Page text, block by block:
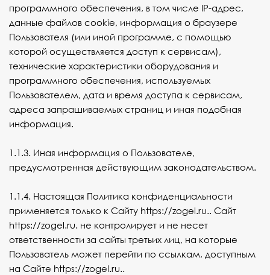
программного обеспечения, в том числе IP-адрес,
данные файлов cookie, информация о браузере
Пользователя (или иной программе, с помощью
которой осуществляется доступ к сервисам),
технические характеристики оборудования и
программного обеспечения, используемых
Пользователем, дата и время доступа к сервисам,
адреса запрашиваемых страниц и иная подобная
информация.
1.1.3. Иная информация о Пользователе,
предусмотренная действующим законодательством.
1.1.4. Настоящая Политика конфиденциальности
применяется только к Сайту https://zogel.ru.. Сайт
https://zogel.ru. не контролирует и не несет
ответственности за сайты третьих лиц, на которые
Пользователь может перейти по ссылкам, доступным
на Сайте https://zogel.ru..